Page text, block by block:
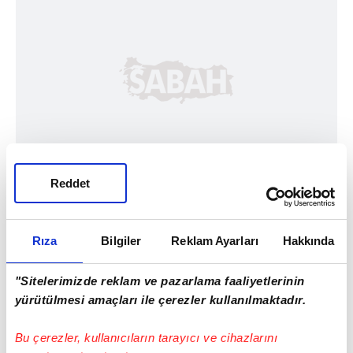
Rıza Bilgiler Reklam Ayarları Hakkında
"Sitelerimizde reklam ve pazarlama faaliyetlerinin
yürütülmesi amaçları ile çerezler kullanılmaktadır.
Bu çerezler, kullanıcıların tarayıcı ve cihazlarını
Reddet
#PENDİKSPOR #DENİZLİSPOR #MANİSA FK